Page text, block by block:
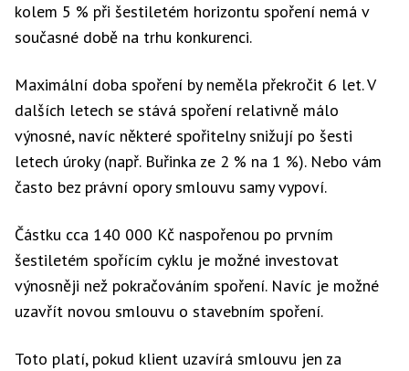
kolem 5 % při šestiletém horizontu spoření nemá v
současné době na trhu konkurenci.
Maximální doba spoření by neměla překročit 6 let. V
dalších letech se stává spoření relativně málo
výnosné, navíc některé spořitelny snižují po šesti
letech úroky (např. Buřinka ze 2 % na 1 %). Nebo vám
často bez právní opory smlouvu samy vypoví.
Částku cca 140 000 Kč naspořenou po prvním
šestiletém spořícím cyklu je možné investovat
výnosněji než pokračováním spoření. Navíc je možné
uzavřít novou smlouvu o stavebním spoření.
Toto platí, pokud klient uzavírá smlouvu jen za